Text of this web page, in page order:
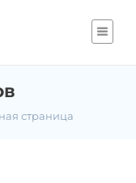
страница